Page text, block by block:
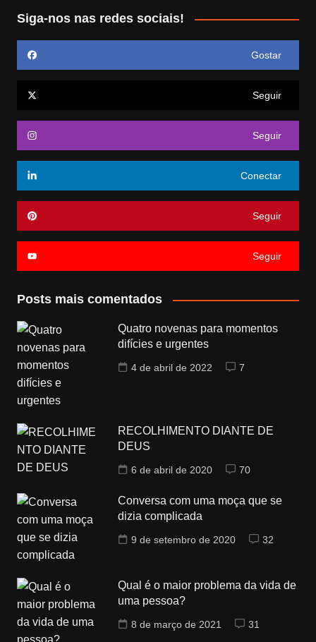
Siga-nos nas redes sociais!
Gostar
Seguir
Seguir
Conectar
Seguir
Seguir
Posts mais comentados
Quatro novenas para momentos
difícies e urgentes
4 de abril de 2022 7
RECOLHIMENTO DIANTE DE
DEUS
6 de abril de 2020 70
Conversa com uma moça que se
dizia complicada
9 de setembro de 2020 32
Qual é o maior problema da vida de
uma pessoa?
8 de março de 2021 31